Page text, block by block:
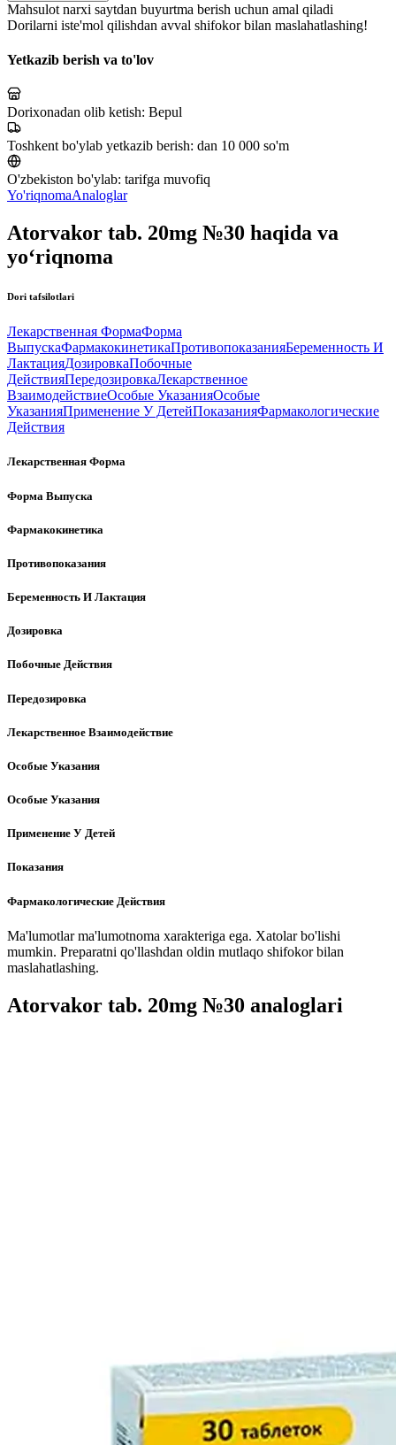
Mahsulot narxi saytdan buyurtma berish uchun amal qiladi
Dorilarni iste'mol qilishdan avval shifokor bilan maslahatlashing!
Yetkazib berish va to'lov
Dorixonadan olib ketish: Bepul
Toshkent bo'ylab yetkazib berish: dan 10 000 so'm
O'zbekiston bo'ylab: tarifga muvofiq
Yo'riqnomaAnaloglar
Atorvakor tab. 20mg №30 haqida va
yo‘riqnoma
Dori tafsilotlari
Лекарственная ФормаФорма
ВыпускаФармакокинетикаПротивопоказанияБеременность И
ЛактацияДозировкаПобочные
ДействияПередозировкаЛекарственное
ВзаимодействиеОсобые УказанияОсобые
УказанияПрименение У ДетейПоказанияФармакологические
Действия
Лекарственная Форма
Форма Выпуска
Фармакокинетика
Противопоказания
Беременность И Лактация
Дозировка
Побочные Действия
Передозировка
Лекарственное Взаимодействие
Особые Указания
Особые Указания
Применение У Детей
Показания
Фармакологические Действия
Ma'lumotlar ma'lumotnoma xarakteriga ega. Xatolar bo'lishi
mumkin. Preparatni qo'llashdan oldin mutlaqo shifokor bilan
maslahatlashing.
Atorvakor tab. 20mg №30 analoglari